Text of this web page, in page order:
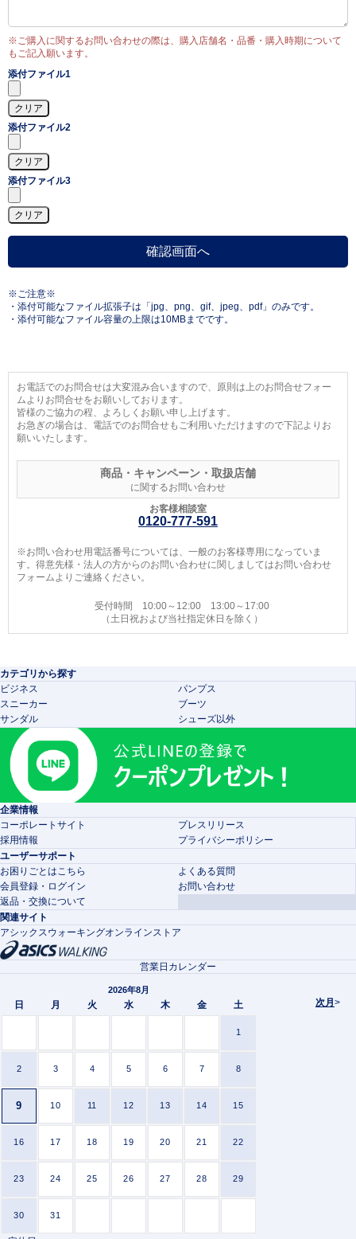
※ご購入に関するお問い合わせの際は、購入店舗名・品番・購入時期について
もご記入願います。
添付ファイル1
添付ファイル2
添付ファイル3
※ご注意※
・添付可能なファイル拡張子は「jpg、png、gif、jpeg、pdf」のみです。
・添付可能なファイル容量の上限は10MBまでです。
お電話でのお問合せは大変混み合いますので、原則は上のお問合せフォー
ムよりお問合せをお願いしております。
皆様のご協力の程、よろしくお願い申し上げます。
お急ぎの場合は、電話でのお問合せもご利用いただけますので下記よりお
願いいたします。
商品・キャンペーン・取扱店舗
に関するお問い合わせ
お客様相談室
0120-777-591
※お問い合わせ用電話番号については、一般のお客様専用になっていま
す。得意先様・法人の方からのお問い合わせに関しましてはお問い合わせ
フォームよりご連絡ください。
受付時間 10:00～12:00 13:00～17:00
（土日祝および当社指定休日を除く）
カテゴリから探す
ビジネス
パンプス
スニーカー
ブーツ
サンダル
シューズ以外
企業情報
コーポレートサイト
プレスリリース
採用情報
プライバシーポリシー
ユーザーサポート
お困りごとはこちら
よくある質問
会員登録・ログイン
お問い合わせ
返品・交換について
関連サイト
アシックスウォーキングオンラインストア
次月 >
営業日カレンダー
2026年8月
日 月 火 水 木 金 土
1
2 3 4 5 6 7 8
9 10 11 12 13 14 15
16 17 18 19 20 21 22
23 24 25 26 27 28 29
30 31